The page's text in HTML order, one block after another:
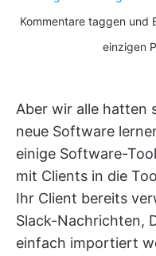
Kommentare taggen und
einzigen
Aber wir alle hatten
neue Software
einige Software-
mit Clients in die
Ihr Client bereits
Slack-Nachrichten,
einfach importiert